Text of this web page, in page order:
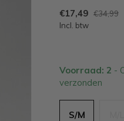
€17,49 €34,99
Incl. btw
Voorraad: 2 -
verzonden
S/M